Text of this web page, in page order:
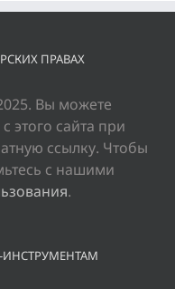
ПРАВАХ
Вы можете
этого сайта при
ссылку. Чтобы
с нашими
.
ИНСТРУМЕНТАМ